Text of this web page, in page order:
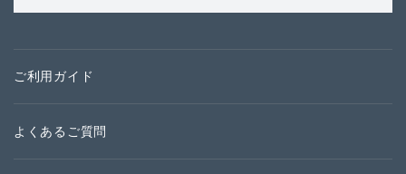
ご利用ガイド
よくあるご質問